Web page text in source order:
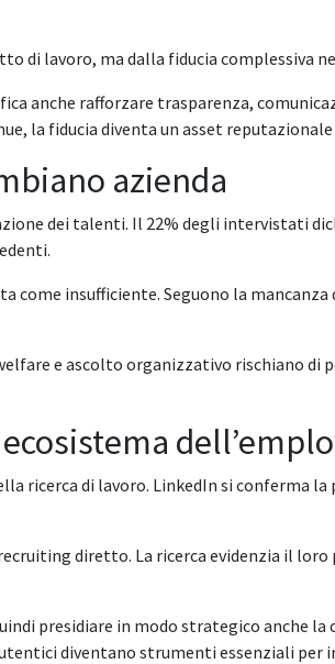
di lavoro, ma dalla fiducia complessiva
anche rafforzare trasparenza,
la fiducia diventa un asset
azienda
dei talenti. Il 22% degli intervistati
come insufficiente. Seguono la
e ascolto organizzativo rischiano
ricerca di lavoro. LinkedIn si conferma
diretto. La ricerca evidenzia il
presidiare in modo strategico anche
diventano strumenti essenziali per